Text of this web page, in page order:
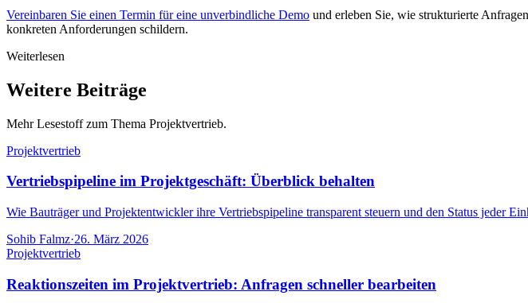
Vereinbaren Sie einen Termin für eine unverbindliche Demo und erleben Sie, wie strukturierte
konkreten Anforderungen schildern.
Weiterlesen
Weitere Beiträge
Mehr Lesestoff zum Thema Projektvertrieb.
Projektvertrieb
Vertriebspipeline im Projektgeschäft: Überblick behalten
Wie Bauträger und Projektentwickler ihre Vertriebspipeline transparent steuern und den Status jeder
Sohib Falmz·26. März 2026
Projektvertrieb
Reaktionszeiten im Projektvertrieb: Anfragen schneller bearbeiten